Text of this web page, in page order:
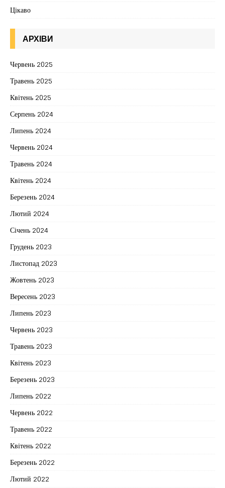
Цікаво
АРХІВИ
Червень 2025
Травень 2025
Квітень 2025
Серпень 2024
Липень 2024
Червень 2024
Травень 2024
Квітень 2024
Березень 2024
Лютий 2024
Січень 2024
Грудень 2023
Листопад 2023
Жовтень 2023
Вересень 2023
Липень 2023
Червень 2023
Травень 2023
Квітень 2023
Березень 2023
Липень 2022
Червень 2022
Травень 2022
Квітень 2022
Березень 2022
Лютий 2022